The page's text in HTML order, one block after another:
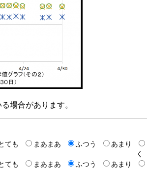
場合があります。
ても まあまあ ふつう あまり
く
ても まあまあ ふつう あまり